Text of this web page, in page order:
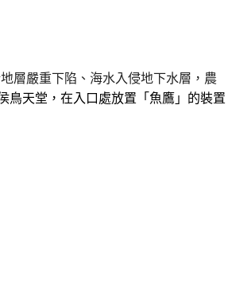
層嚴重下陷、海水入侵地下水層，農
鳥天堂，在入口處放置「魚鷹」的裝置